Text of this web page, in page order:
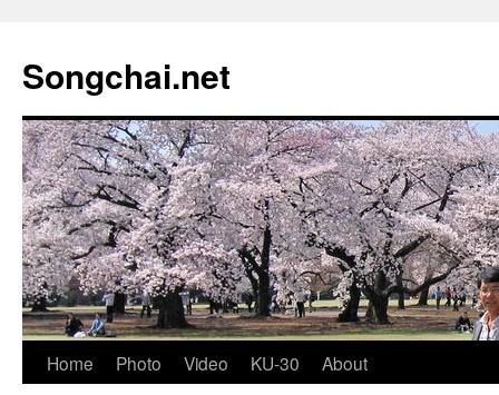
Songchai.net
Home Photo Video KU-30 About